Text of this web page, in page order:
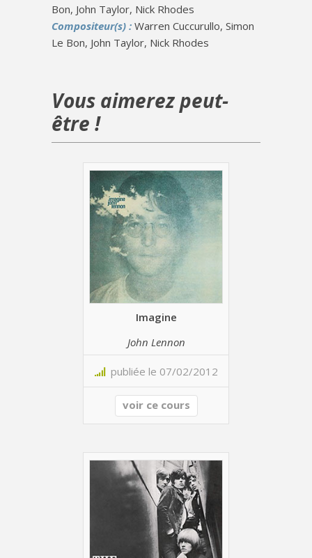
Bon, John Taylor, Nick Rhodes
Compositeur(s) : Warren Cuccurullo, Simon
Le Bon, John Taylor, Nick Rhodes
Vous aimerez peut-
être !
Imagine
John Lennon
publiée le 07/02/2012
voir ce cours